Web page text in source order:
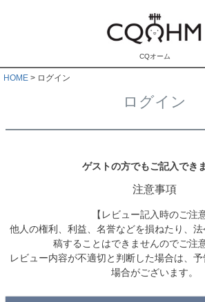
CQオーム
HOME ログイン
ログイン
ゲストの方でもご記入できま
注意事項
【レビュー記入時のご注意
他人の権利、利益、名誉などを損ねたり、
稿することはできませんのでご注
レビュー内容が不適切と判断した場合は、
場合がございます。